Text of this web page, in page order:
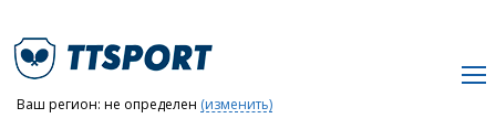
Ваш регион: не определен (изменить)